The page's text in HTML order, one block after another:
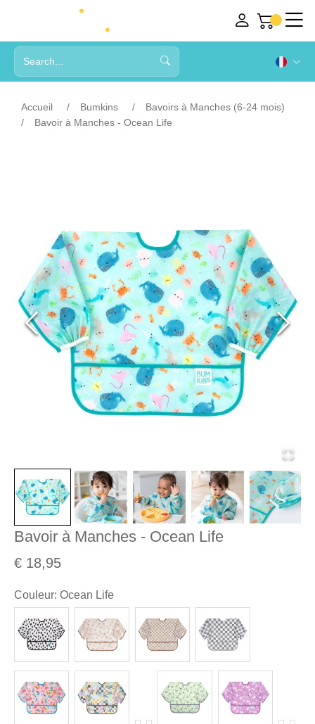
Accueil Bumkins
Bavoirs à Manches (6-24 mois)
Bavoir à Manches - Ocean Life
Bavoir à Manches - Ocean Life
€ 18,95
Couleur: Ocean Life